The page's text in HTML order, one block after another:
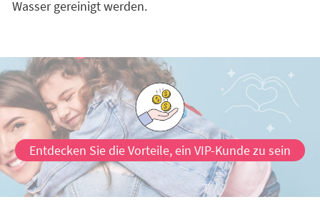
Wasser gereinigt werden.
Entdecken Sie die Vorteile, ein VIP-Kunde zu sein